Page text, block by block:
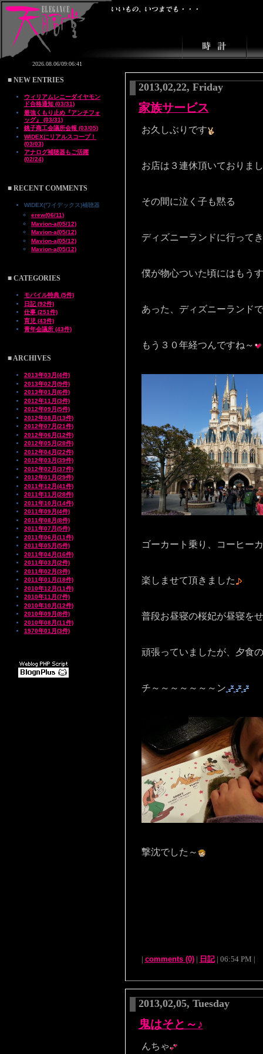
■ NEW ENTRIES
ウィリアムレニーダイヤモン
ド合格通知 (03/31)
最強くもり止め『アンチフォ
ッグ』 (03/31)
銚子商工会議所会報 (03/05)
WIDEXにリアルスコープ！
(03/03)
アナログ補聴器もご活躍
(02/24)
■ RECENT COMMENTS
WIDEX(ワイデックス)補聴器
erew(06/11)
Mavion-a(05/12)
Mavion-a(05/12)
Mavion-a(05/12)
Mavion-a(05/12)
■ CATEGORIES
モバイル特典 (5件)
日記 (92件)
仕事 (251件)
育児 (43件)
青年会議所 (43件)
■ ARCHIVES
2013年03月(4件)
2013年02月(9件)
2013年01月(6件)
2012年11月(3件)
2012年09月(5件)
2012年08月(13件)
2012年07月(21件)
2012年06月(12件)
2012年05月(28件)
2012年04月(22件)
2012年03月(39件)
2012年02月(37件)
2012年01月(29件)
2011年12月(41件)
2011年11月(28件)
2011年10月(14件)
2011年09月(4件)
2011年08月(8件)
2011年07月(5件)
2011年06月(11件)
2011年05月(5件)
2011年04月(16件)
2011年03月(2件)
2011年02月(3件)
2011年01月(18件)
2010年12月(11件)
2010年11月(7件)
2010年10月(12件)
2010年09月(8件)
2010年08月(11件)
1970年01月(3件)
2013,02,22, Friday
家族サービス
お久しぶりです
お店は３連休頂いておりま
その間に泣く子も黙る
ディズニーランドに行って
僕が物心ついた頃にはもう
あった、ディズニーランド
もう３０年経つんですね～
ゴーカート乗り、コーヒー
楽しませて頂きました
普段お昼寝の桜妃が昼寝を
頑張っていましたが、夕食
チ～～～～～～～ン
撃沈でした～
| comments (0)| 日記| 06:54 PM |
2013,02,05, Tuesday
鬼はそと～♪
んちゃ